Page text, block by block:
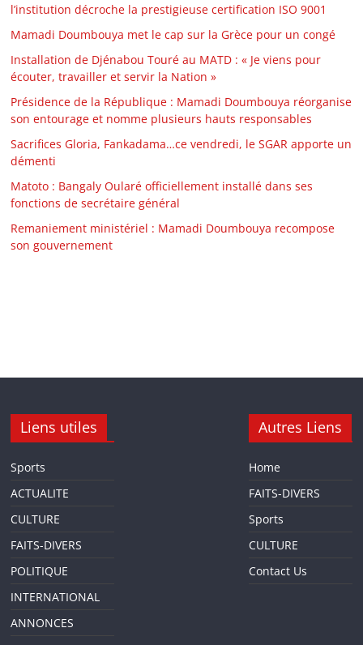
l’institution décroche la prestigieuse certification ISO 9001
Mamadi Doumbouya met le cap sur la Grèce pour un congé
Installation de Djénabou Touré au MATD : « Je viens pour
écouter, travailler et servir la Nation »
Présidence de la République : Mamadi Doumbouya réorganise
son entourage et nomme plusieurs hauts responsables
Sacrifices Gloria, Fankadama…ce vendredi, le SGAR apporte un
démenti
Matoto : Bangaly Oularé officiellement installé dans ses
fonctions de secrétaire général
Remaniement ministériel : Mamadi Doumbouya recompose
son gouvernement
Liens utiles
Sports
ACTUALITE
CULTURE
FAITS-DIVERS
POLITIQUE
INTERNATIONAL
ANNONCES
Autres Liens
Home
FAITS-DIVERS
Sports
CULTURE
Contact Us